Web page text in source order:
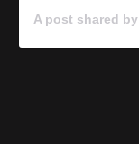
A post shared by